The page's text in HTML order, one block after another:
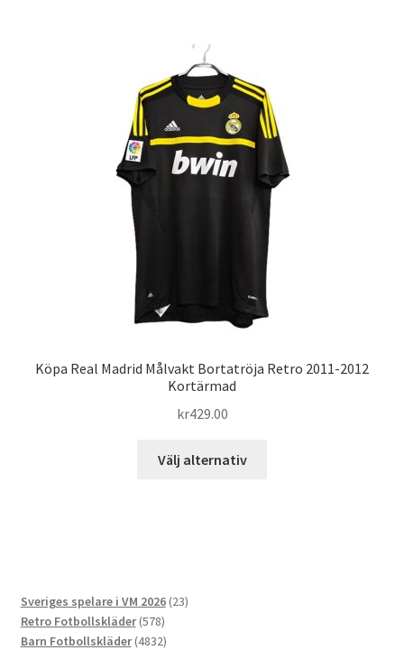
olika
alternativen
kan
väljas
på
produktsidan
Köpa Real Madrid Målvakt Bortatröja Retro 2011-2012
Kortärmad
kr429.00
Välj alternativ
Sveriges spelare i VM 2026 2323
Retro Fotbollskläder 578578
produkter
Barn Fotbollskläder 48324832